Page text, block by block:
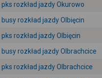
pks rozkład jazdy Okurowo
busy rozkład jazdy Olbięcin
pks rozkład jazdy Olbięcin
busy rozkład jazdy Olbrachcice
pks rozkład jazdy Olbrachcice